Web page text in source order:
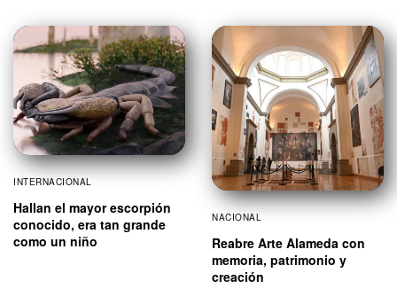
INTERNACIONAL
Hallan el mayor escorpión
conocido, era tan grande
como un niño
NACIONAL
Reabre Arte Alameda con
memoria, patrimonio y
creación